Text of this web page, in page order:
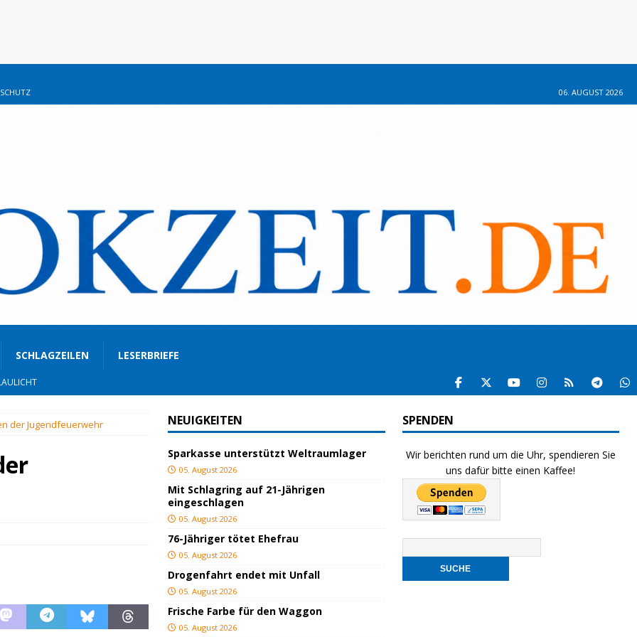
06. AUGUST 2026
SCHLAGZEILEN LESERBRIEFE
der Jugendfeuerwehr NEUIGKEITEN
Sparkasse unterstützt Weltraumlager
05. August 2026
Mit Schlagring auf 21-Jährigen
eingeschlagen
05. August 2026
76-Jähriger tötet Ehefrau
05. August 2026
Drogenfahrt endet mit Unfall
05. August 2026
Frische Farbe für den Waggon
05. August 2026
SPENDEN
Wir berichten rund um die Uhr, spendieren Sie
uns dafür bitte einen Kaffee!